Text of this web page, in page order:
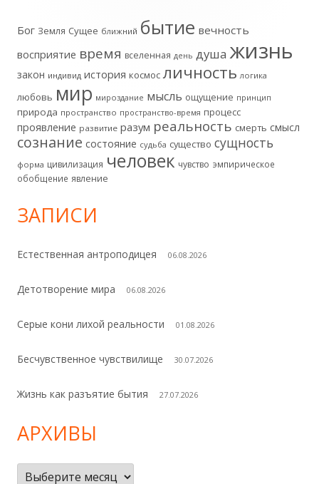
колонка
Бог Земля Сущее ближний бытие вечность
восприятие время вселенная день душа жизнь
закон индивид история космос личность логика
любовь мир мироздание мысль ощущение принцип
природа пространство пространство-время процесс
проявление развитие разум реальность смерть смысл
сознание состояние судьба существо сущность
форма цивилизация человек чувство эмпирическое
обобщение явление
ЗАПИСИ
Естественная антроподицея 06.08.2026
Детотворение мира 06.08.2026
Серые кони лихой реальности 01.08.2026
Бесчувственное чувствилище 30.07.2026
Жизнь как разъятие бытия 27.07.2026
АРХИВЫ
Архивы